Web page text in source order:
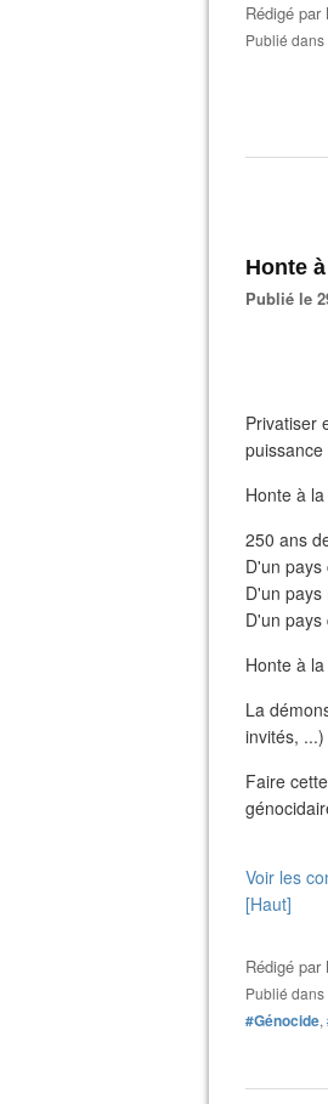
Rédigé par
Publié dans
Honte
Publié le
Privatiser
Honte à
250 ans
D'un
D'un
D'un
Honte à
La
invités,
Faire
Voir les
[Haut]
Rédigé par
Publié dans
#Génocide,